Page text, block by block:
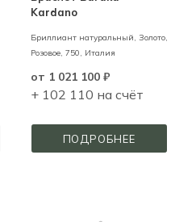
Kardano
Бриллиант натуральный, Золото,
Розовое, 750, Италия
от 1 021 100 ₽
+ 102 110 на счёт
ПОДРОБНЕЕ